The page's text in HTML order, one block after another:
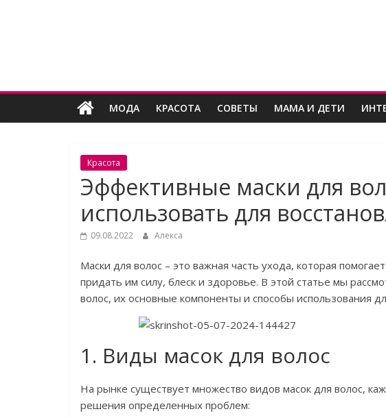
Блог
полезных
женщин
МОДА КРАСОТА СОВЕТЫ МАМА И ДЕТИ
Красота
Эффективные маски для
использовать для
09.08.2022 Алекса
Маски для волос – это важная часть ухода, которая
придать им силу, блеск и здоровье. В этой статье мы
волос, их основные компоненты и способы использования
1. Виды масок для волос
На рынке существует множество видов масок для волос,
решения определенных проблем: